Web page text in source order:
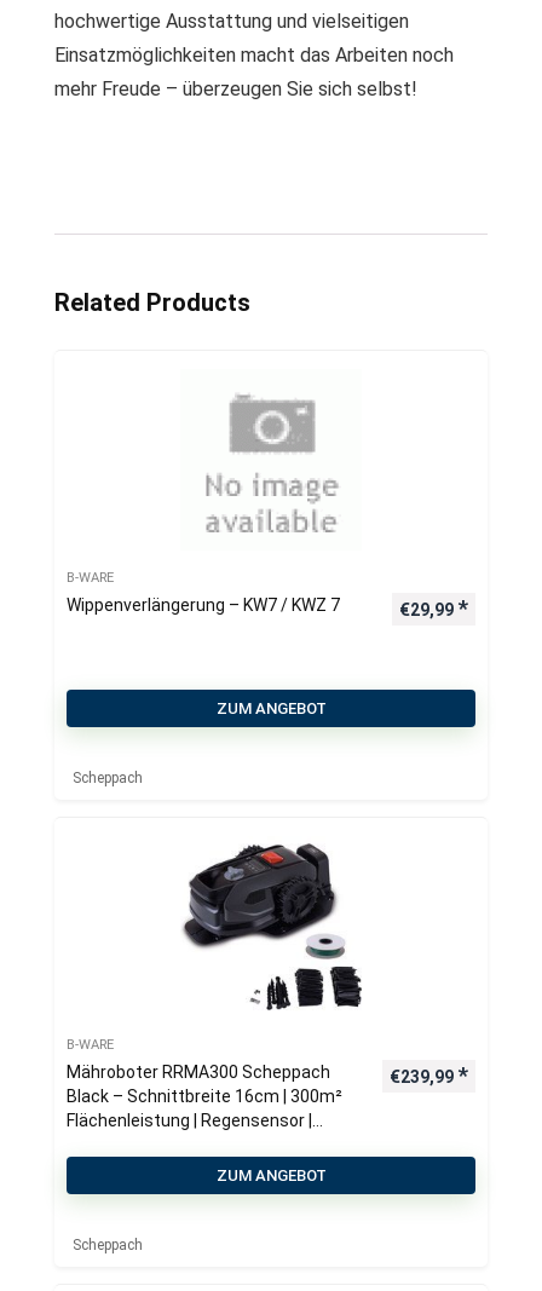
hochwertige Ausstattung und vielseitigen
Einsatzmöglichkeiten macht das Arbeiten noch
mehr Freude – überzeugen Sie sich selbst!
Related Products
B-WARE
Wippenverlängerung – KW7 / KWZ 7 €29,99
ZUM ANGEBOT
Scheppach
B-WARE
Mähroboter RRMA300 Scheppach
Black – Schnittbreite 16cm | 300m²
Flächenleistung | Regensensor |
€239,99
ZUM ANGEBOT
Scheppach